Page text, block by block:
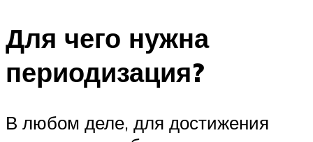
Для чего нужна
периодизация?
В любом деле, для достижения